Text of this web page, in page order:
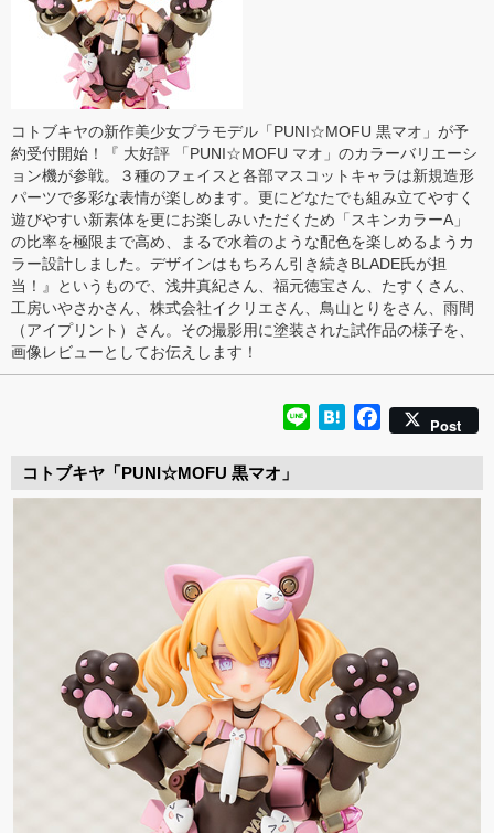
コトブキヤの新作美少女プラモデル「PUNI☆MOFU 黒マオ」が予
約受付開始！『 大好評 「PUNI☆MOFU マオ」のカラーバリエーシ
ョン機が参戦。３種のフェイスと各部マスコットキャラは新規造形
パーツで多彩な表情が楽しめます。更にどなたでも組み立てやすく
遊びやすい新素体を更にお楽しみいただくため「スキンカラーA」
の比率を極限まで高め、まるで水着のような配色を楽しめるようカ
ラー設計しました。デザインはもちろん引き続きBLADE氏が担
当！』というもので、浅井真紀さん、福元徳宝さん、たすくさん、
工房いやさかさん、株式会社イクリエさん、鳥山とりをさん、雨間
（アイプリント）さん。その撮影用に塗装された試作品の様子を、
画像レビューとしてお伝えします！
Line HatenaFacebook
Post
コトブキヤ「PUNI☆MOFU 黒マオ」